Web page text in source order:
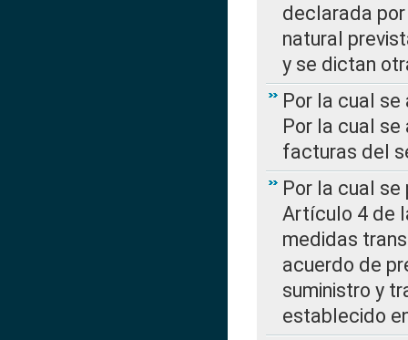
declarada
natural
y se dictan
Por la cual se
Por la cual
facturas del
Por la cual
Artículo 4 de
medidas
acuerdo de
suministro y
establecido